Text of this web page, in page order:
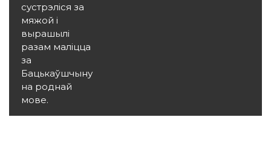
сустрэліся за
мяжой і
вырашылі
разам маліцца
за
Бацькаўшчыну
на роднай
мове.